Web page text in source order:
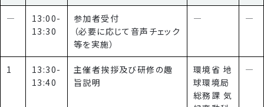
―
13:00-
13:30
参加者受付
（必要に応じて音声チェック
等を実施）
― ―
1
13:30-
13:40
主催者挨拶及び研修の趣
旨説明
環境省 地
球環境局
総務課 気
―